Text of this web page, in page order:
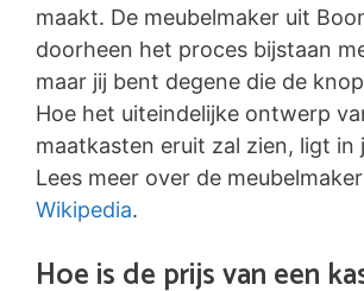
maakt. De meubelmaker uit
doorheen het proces bijstaan
maar jij bent degene die de
Hoe het uiteindelijke ontwerp
maatkasten eruit zal zien, ligt in
Lees meer over de
Wikipedia.
Hoe is de prijs van een